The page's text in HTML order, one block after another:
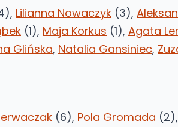
Lilianna Nowaczyk (3),
(1), Maja Korkus (1), Agata
Glińska, Natalia Gansiniec,
(6), Pola Gromada (2),